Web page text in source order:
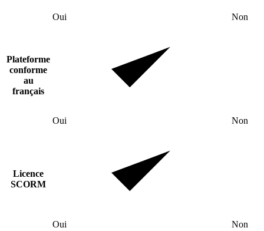
Oui Non
Plateforme
conforme
au
français
Oui Non
Licence
SCORM
Oui
Non